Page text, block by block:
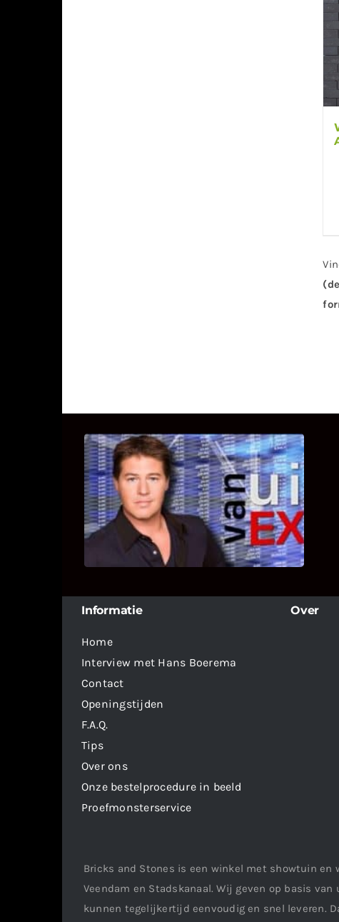
UITSTEL VAN EXECUTIE
Bekijk hier de fragmenten van de
deelname van Bricks and Stones aan
dit programma.
Informatie
Home
Interview met Hans Boerema
Contact
Openingstijden
F.A.Q.
Tips
Over ons
Onze bestelprocedure in beeld
Proefmonsterservice
Over
Bricks and Stones is een winkel met showtuin en
Veendam en Stadskanaal. Wij geven op basis
kunnen tegelijkertijd eenvoudig en snel leveren.